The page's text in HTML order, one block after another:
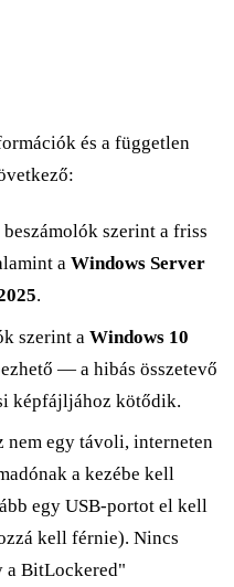
és a független
beszámolók szerint a friss
a Windows Server
.
szerint a Windows 10
— a hibás összetevő
képfájljához kötődik.
nem egy távoli, interneten
a kezébe kell
egy USB-portot el kell
kell férnie). Nincs
a BitLockered"